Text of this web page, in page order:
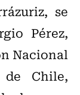
se
Pérez,
Nacional
Chile,